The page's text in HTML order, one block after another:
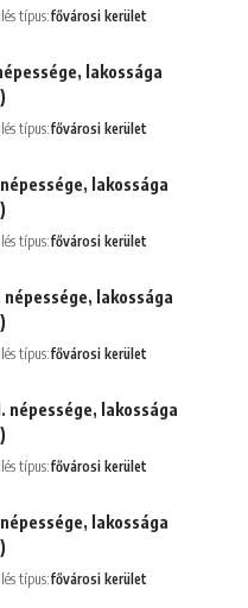
típus:fővárosi kerület
lakossága
típus:fővárosi kerület
lakossága
típus:fővárosi kerület
népessége, lakossága
típus:fővárosi kerület
népessége, lakossága
típus:fővárosi kerület
lakossága
típus:fővárosi kerület